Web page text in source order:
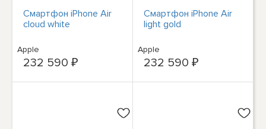
Смартфон iPhone Air
cloud white
Apple
232 590 ₽
Смартфон iPhone Air
light gold
Apple
232 590 ₽